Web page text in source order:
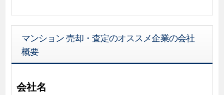
マンション 売却・査定のオススメ企業の会社
概要
会社名